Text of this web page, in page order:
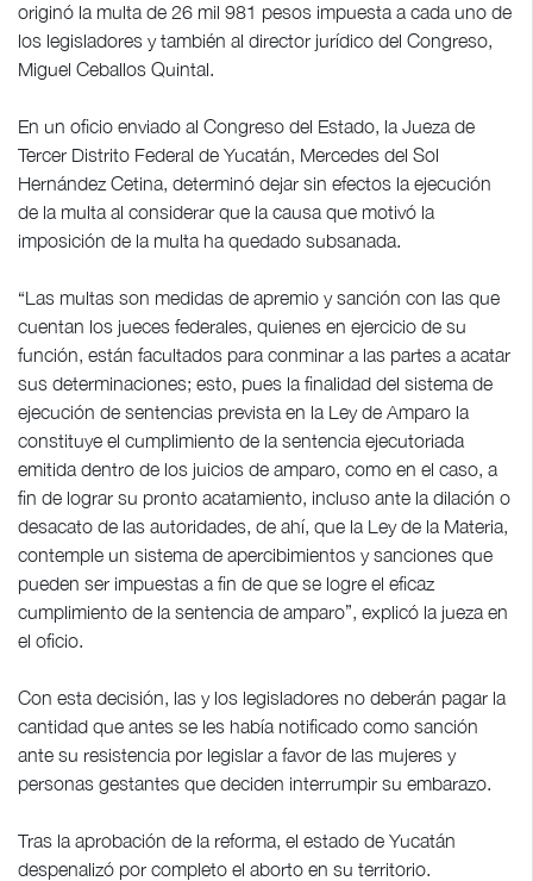
originó la multa de 26 mil 981 pesos impuesta a cada uno de
los legisladores y también al director jurídico del Congreso,
Miguel Ceballos Quintal.
En un oficio enviado al Congreso del Estado, la Jueza de
Tercer Distrito Federal de Yucatán, Mercedes del Sol
Hernández Cetina, determinó dejar sin efectos la ejecución
de la multa al considerar que la causa que motivó la
imposición de la multa ha quedado subsanada.
“Las multas son medidas de apremio y sanción con las que
cuentan los jueces federales, quienes en ejercicio de su
función, están facultados para conminar a las partes a acatar
sus determinaciones; esto, pues la finalidad del sistema de
ejecución de sentencias prevista en la Ley de Amparo la
constituye el cumplimiento de la sentencia ejecutoriada
emitida dentro de los juicios de amparo, como en el caso, a
fin de lograr su pronto acatamiento, incluso ante la dilación o
desacato de las autoridades, de ahí, que la Ley de la Materia,
contemple un sistema de apercibimientos y sanciones que
pueden ser impuestas a fin de que se logre el eficaz
cumplimiento de la sentencia de amparo”, explicó la jueza en
el oficio.
Con esta decisión, las y los legisladores no deberán pagar la
cantidad que antes se les había notificado como sanción
ante su resistencia por legislar a favor de las mujeres y
personas gestantes que deciden interrumpir su embarazo.
Tras la aprobación de la reforma, el estado de Yucatán
despenalizó por completo el aborto en su territorio.